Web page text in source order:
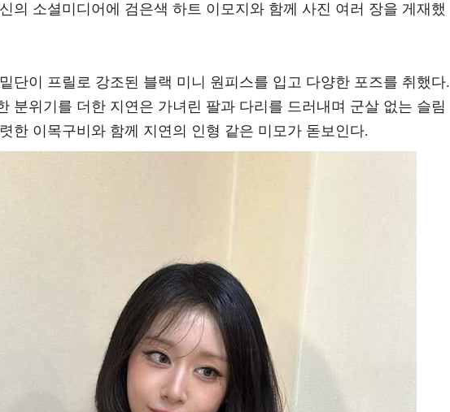
의 소셜미디어에 검은색 하트 이모지와 함께 사진 여러 장을 게재했
단이 프릴로 강조된 블랙 미니 원피스를 입고 다양한 포즈를 취했다.
분위기를 더한 지연은 가녀린 팔과 다리를 드러내며 군살 없는 슬림
한 이목구비와 함께 지연의 인형 같은 미모가 돋보인다.